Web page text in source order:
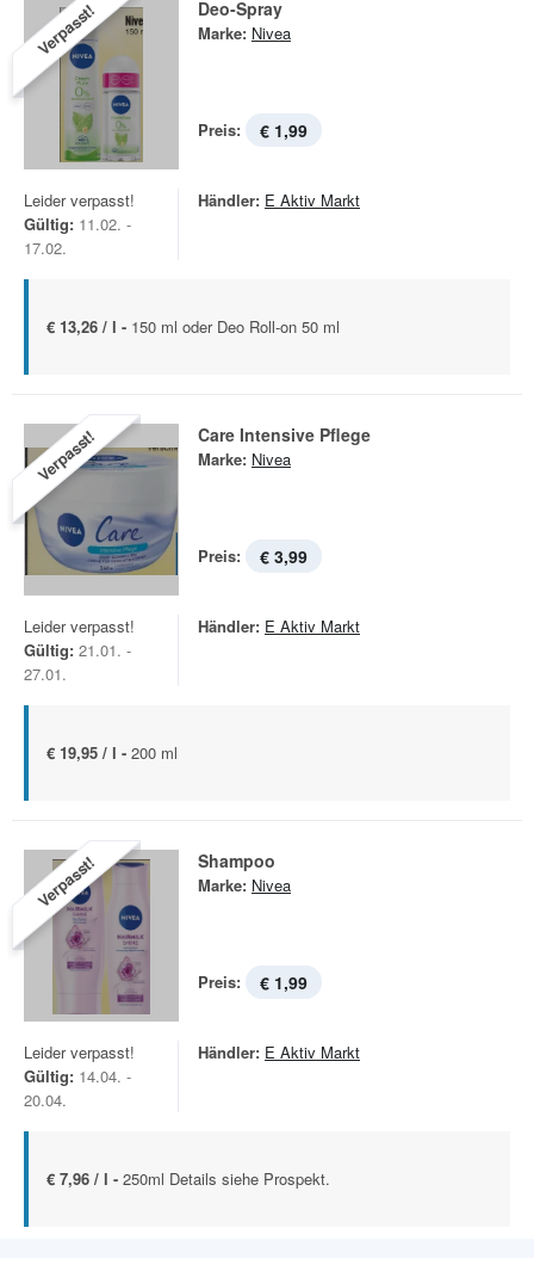
Verpasst! Deo-Spray
Marke: Nivea
Preis: € 1,99
Leider verpasst!
Gültig: 11.02. -
17.02.
Händler: E Aktiv Markt
€ 13,26 / l - 150 ml oder Deo Roll-on 50 ml
Verpasst! Care Intensive Pflege
Marke: Nivea
Preis: € 3,99
Leider verpasst!
Gültig: 21.01. -
27.01.
Händler: E Aktiv Markt
€ 19,95 / l - 200 ml
Verpasst! Shampoo
Marke: Nivea
Preis: € 1,99
Leider verpasst!
Gültig: 14.04. -
20.04.
Händler: E Aktiv Markt
€ 7,96 / l - 250ml Details siehe Prospekt.